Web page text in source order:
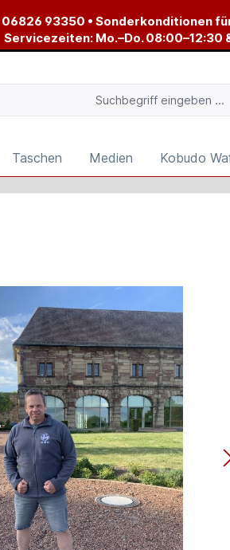
06826 93350 • Sonderkonditionen
Servicezeiten: Mo.–Do. 08:00–12:30
Taschen Medien Kobudo